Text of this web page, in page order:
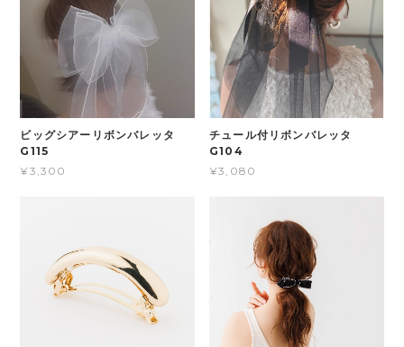
ビッグシアーリボンバレッタ
G115
¥3,300
チュール付リボンバレッタ
G104
¥3,080